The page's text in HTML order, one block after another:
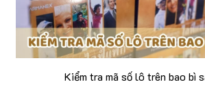
Kiểm tra mã số lô trên bao bì